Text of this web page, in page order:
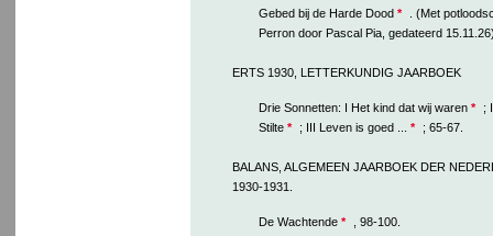
Gebed bij de Harde Dood *
. (Met
Perron door Pascal Pia, gedateerd
ERTS 1930, LETTERKUNDIG JAARBOEK
Drie Sonnetten: I Het kind dat wij waren *
;
Stilte * ; III Leven is goed ... * ; 65-67.
BALANS, ALGEMEEN JAARBOEK DER
1930-1931.
De Wachtende * , 98-100.